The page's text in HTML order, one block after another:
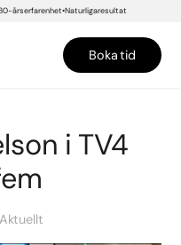
års erfarenhet Naturliga resultat
Boka tid
i TV4
Aktuellt